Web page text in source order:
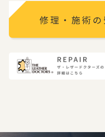
修理・施術